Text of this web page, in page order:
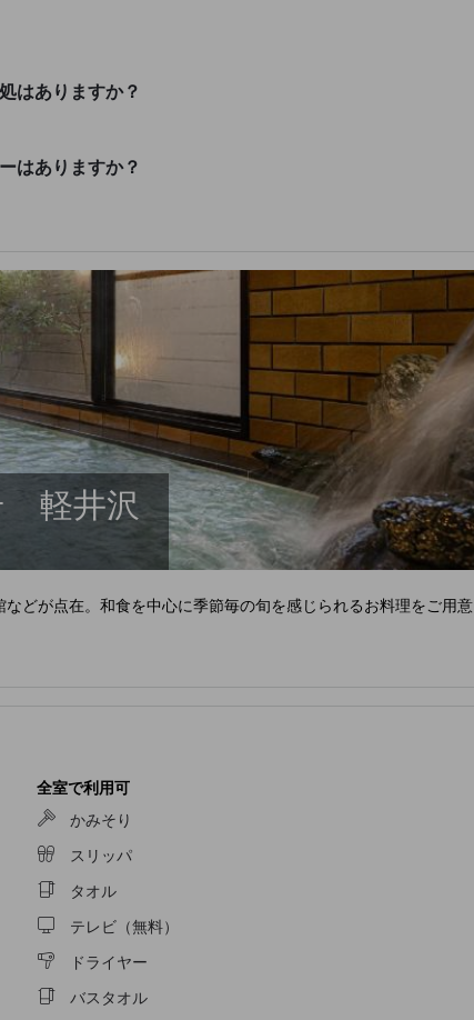
ありますか？
ありますか？
軽井沢
どが点在。和食を中心に季節毎の旬を感じられるお料理をご用意
全室で利用可
かみそり
スリッパ
タオル
テレビ（無料）
ドライヤー
バスタオル